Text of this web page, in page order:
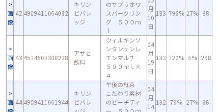
画
像
42 4909411064082
キリン
ビバレ
ッジ
のサプリホワ
スパークリン
グ ５００ｍ
ｌ
月
10
日
183 796% 27% 88
画
像
43 4514603308228
アサヒ
飲料
ウィルキンソ
ンタンサンレ
モンマルチ
５００ｍｌ×
４
04
月
19
日
183 120% 6% 298
画 44 4909411061944
キリン
ビバレ
午後の紅茶
こだわり素材
のピーチティ
04
月
14
182 79% 27% 86